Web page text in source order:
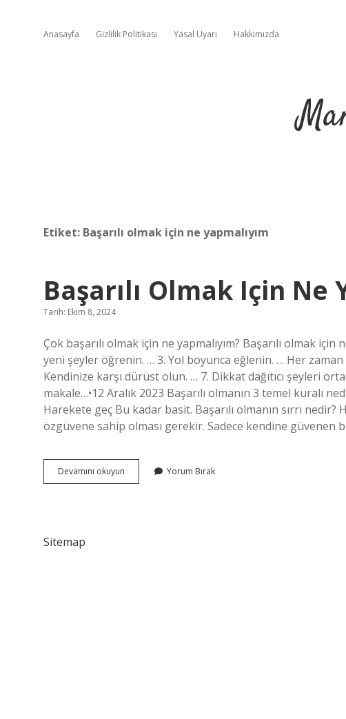
Anasayfa Gizlilik Politikası Yasal Uyarı Hakkımızda
Etiket: Başarılı olmak için ne yapmalıyım
Başarılı Olmak Için Ne
Tarih: Ekim 8, 2024
Çok başarılı olmak için ne yapmalıyım? Başarılı olmak
yeni şeyler öğrenin. … 3. Yol boyunca eğlenin. … Her zaman
Kendinize karşı dürüst olun. … 7. Dikkat dağıtıcı şeyleri
makale…•12 Aralık 2023 Başarılı olmanın 3 temel kuralı
Harekete geç Bu kadar basit. Başarılı olmanın sırrı
özgüvene sahip olması gerekir. Sadece kendine güvenen
Devamını okuyun
Olmak
Yorum Bırak
Sitemap